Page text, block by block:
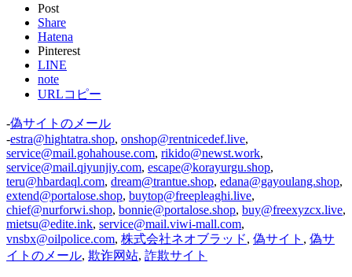
Post
Share
Hatena
Pinterest
LINE
note
URLコピー
-偽サイトのメール
-estra@hightatra.shop, onshop@rentnicedef.live,
service@mail.gohahouse.com, rikido@newst.work,
service@mail.qiyunjiy.com, escape@korayurgu.shop,
teru@hbardaql.com, dream@trantue.shop, edana@gayoulang.shop,
extend@portalose.shop, buytop@freepleaghi.live,
chief@nurforwi.shop, bonnie@portalose.shop, buy@freexyzcx.live,
mietsu@edite.ink, service@mail.viwi-mall.com,
vnsbx@oilpolice.com, 株式会社ネオブラッド, 偽サイト , 偽サ
イトのメール, 欺诈网站, 詐欺サイト